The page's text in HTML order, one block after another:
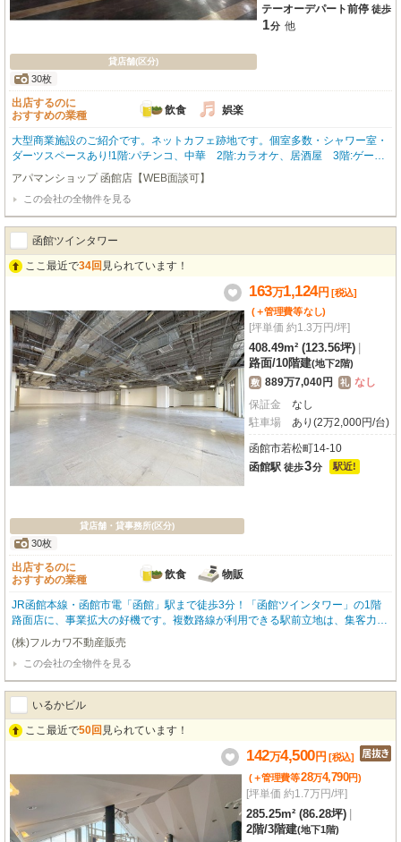
貸店舗(区分)
30枚
テーオーデパート前停 徒歩
1分 他
出店するのに
おすすめの業種
飲食 娯楽
大型商業施設のご紹介です。ネットカフェ跡地です。個室多数・シャワー室・
ダーツスペースあり!1階:パチンコ、中華 2階:カラオケ、居酒屋 3階:ゲー
ム 4階:ボーリング 大型駐車場完備で集客力の高いアミューズメントビルで
す。 お問合わせはアパマンショップ函館地域№1の物件取扱数の函館店0138-4
6-9300まで☆
アパマンショップ 函館店【WEB面談可】
この会社の全物件を見る
函館ツインタワー
ここ最近で34回 見られています！
貸店舗・貸事務所(区分)
30枚
163万1,124円 [税込]
(＋管理費等なし)
[坪単価 約1.3万円/坪]
408.49m² (123.56坪)
路面/10階建(地下2階)
敷 889万7,040円 礼 なし
保証金
なし
駐車場
あり(2万2,000円/台)
函館市若松町14-10
函館駅 徒歩3分 駅近!
出店するのに
おすすめの業種
飲食 物販
JR函館本線・函館市電「函館」駅まで徒歩3分！「函館ツインタワー」の1階
路面店に、事業拡大の好機です。複数路線が利用できる駅前立地は、集客力に
期待が持てます。広々408.49m²のスケルトン物件は、飲食全般（重飲食含
む）や小売・物販など、多様な業種に対応可能。前面ガラス張りで視認性も高
く、お客様を惹きつけます。周辺にはコンビニ、銀行、飲食店、観光名所の朝
市も近く、ビジネスに便利な環境です。常駐管理で安心。エレベーター、OA
フロア、光ファイバーなど設備も充実。24時間利用可能で、ビジネスチャンス
を逃しません。この機会に、函館の玄関口で新たなビジネスを始めてみません
か？まずはお気軽にお問い合わせください。
(株)フルカワ不動産販売
この会社の全物件を見る
いるかビル
ここ最近で50回 見られています！
142万4,500円 [税込]
(＋管理費等28万4,790円)
[坪単価 約1.7万円/坪]
285.25m² (86.28坪)
2階/3階建(地下1階)